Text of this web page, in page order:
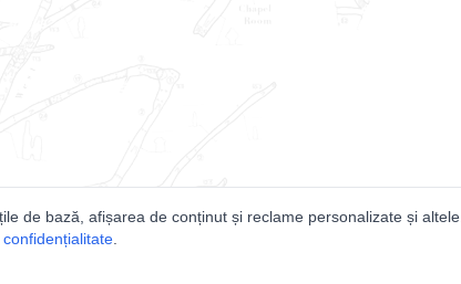
de bază, afișarea de conținut și reclame personalizate și altele.